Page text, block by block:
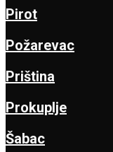
Pirot
Požarevac
Priština
Prokuplje
Šabac